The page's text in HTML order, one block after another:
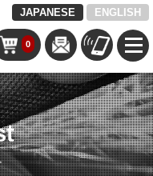
JAPANESE ENGLISH
0